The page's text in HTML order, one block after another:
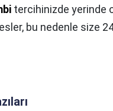
tercihinizde yerinde
bu nedenle size